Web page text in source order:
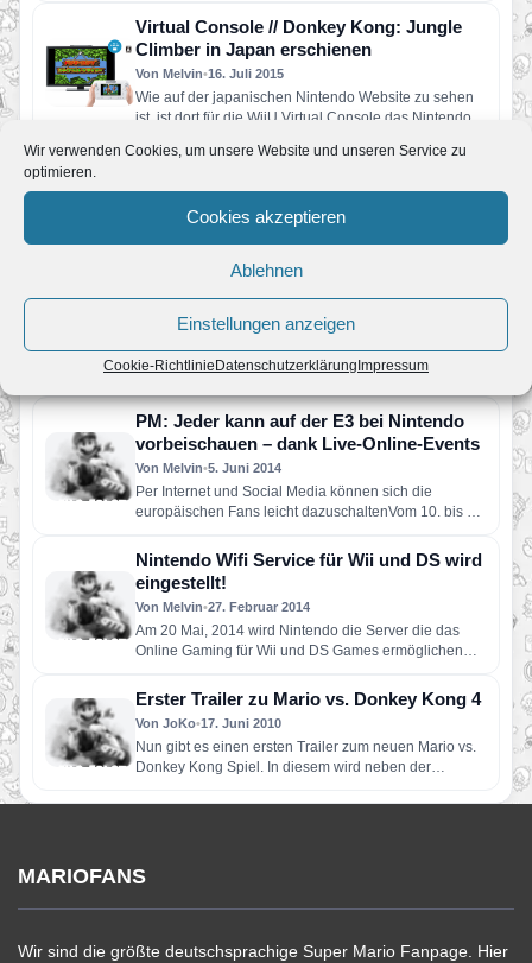
Wir verwenden Cookies, um unsere Website und unseren Service zu
optimieren.
Cookies akzeptieren
Ablehnen
Einstellungen anzeigen
Cookie-RichtlinieDatenschutzerklärungImpressum
Virtual Console // Donkey Kong: Jungle
Climber in Japan erschienen
Von Melvin•16. Juli 2015
Wie auf der japanischen Nintendo Website zu sehen
ist, ist dort für die WiiU Virtual Console das Nintendo…
3DS XL
Von Melvin•30. August 2014
Bessere Bildqualität Custom…
Die E3 2014 bei Mariofans.de !
Von Melvin•8. Juni 2014
In so ziemlich 48 Stunden oder besser gesagt 2 Tagen
dann ist es soweit: dann ist er wieder…
PM: Jeder kann auf der E3 bei Nintendo
vorbeischauen – dank Live-Online-Events
Von Melvin•5. Juni 2014
Per Internet und Social Media können sich die
europäischen Fans leicht dazuschaltenVom 10. bis 12.
Nintendo Wifi Service für Wii und DS wird
eingestellt!
Von Melvin•27. Februar 2014
Am 20 Mai, 2014 wird Nintendo die Server die das
Online Gaming für Wii und DS Games ermöglichen
Erster Trailer zu Mario vs. Donkey Kong 4
Von JoKo•17. Juni 2010
Nun gibt es einen ersten Trailer zum neuen Mario vs.
Donkey Kong Spiel. In diesem wird neben der…
MARIOFANS
Wir sind die größte deutschsprachige Super Mario Fanpage. Hier